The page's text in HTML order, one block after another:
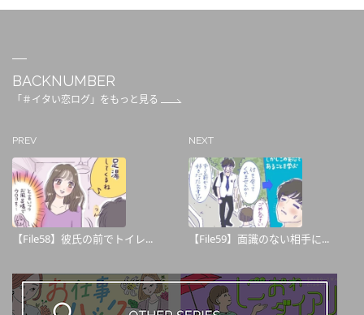
BACKNUMBER
「＃イタい恋ログ」をもっと見る
PREV
【File58】彼氏の前でトイレ...
NEXT
【File59】面識のない相手に...